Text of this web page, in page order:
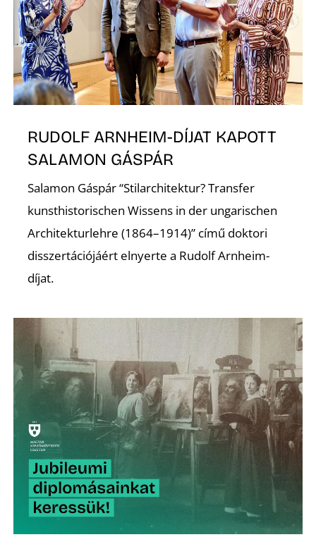
RUDOLF ARNHEIM-DÍJAT KAPOTT
SALAMON GÁSPÁR
Salamon Gáspár “Stilarchitektur? Transfer
kunsthistorischen Wissens in der ungarischen
Architekturlehre (1864–1914)” című doktori
disszertációjáért elnyerte a Rudolf Arnheim-
díjat.